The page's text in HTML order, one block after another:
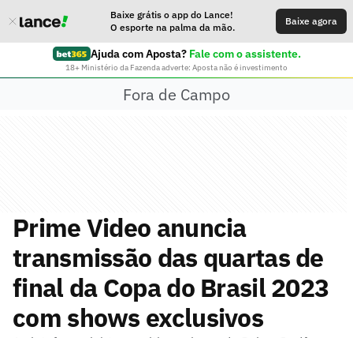
Baixe grátis o app do Lance!
O esporte na palma da mão.
Baixe agora
Ajuda com Aposta? Fale com o assistente.
18+ Ministério da Fazenda adverte: Aposta não é investimento
Fora de Campo
Prime Video anuncia
transmissão das quartas de
final da Copa do Brasil 2023
com shows exclusivos